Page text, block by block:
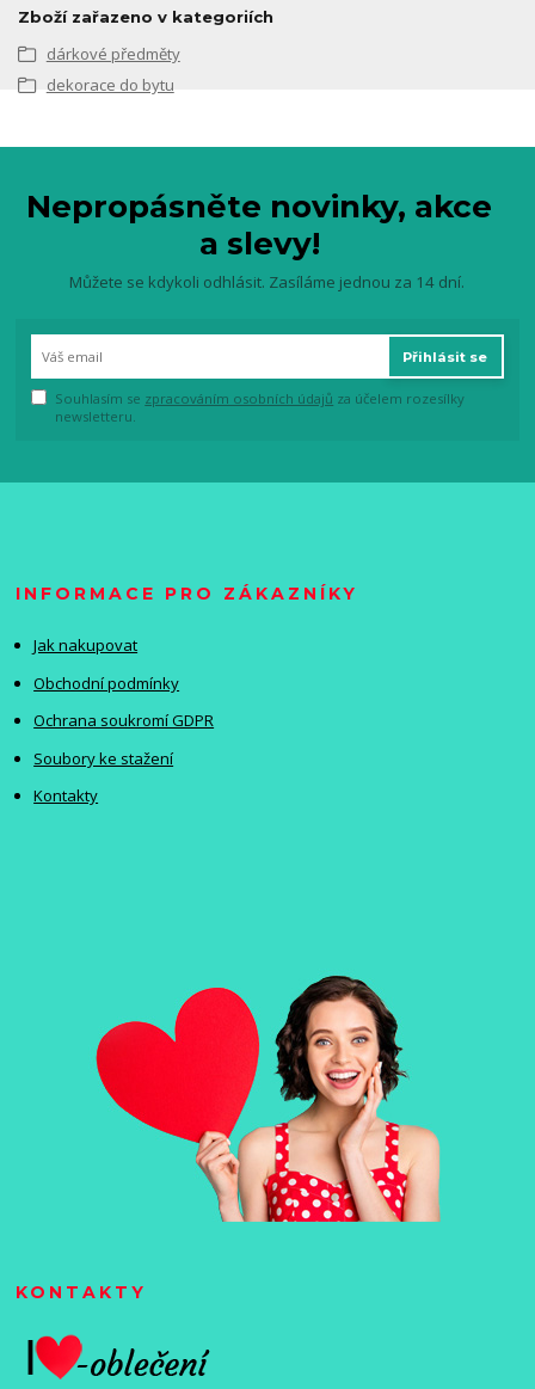
Zboží zařazeno v kategoriích
dárkové předměty
dekorace do bytu
Nepropásněte novinky, akce
a slevy!
Můžete se kdykoli odhlásit. Zasíláme jednou za 14 dní.
Přihlásit se
Souhlasím se zpracováním osobních údajů za účelem rozesílky
newsletteru.
INFORMACE PRO ZÁKAZNÍKY
Jak nakupovat
Obchodní podmínky
Ochrana soukromí GDPR
Soubory ke stažení
Kontakty
KONTAKTY